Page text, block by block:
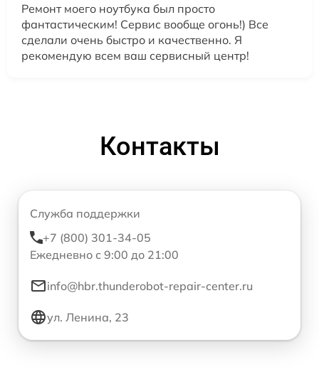
Ремонт моего ноутбука был просто
фантастическим! Сервис вообще огонь!) Все
сделали очень быстро и качественно. Я
рекомендую всем ваш сервисный центр!
Контакты
Служба поддержки
+7 (800) 301-34-05
Ежедневно с 9:00 до 21:00
info@hbr.thunderobot-repair-center.ru
ул. Ленина, 23